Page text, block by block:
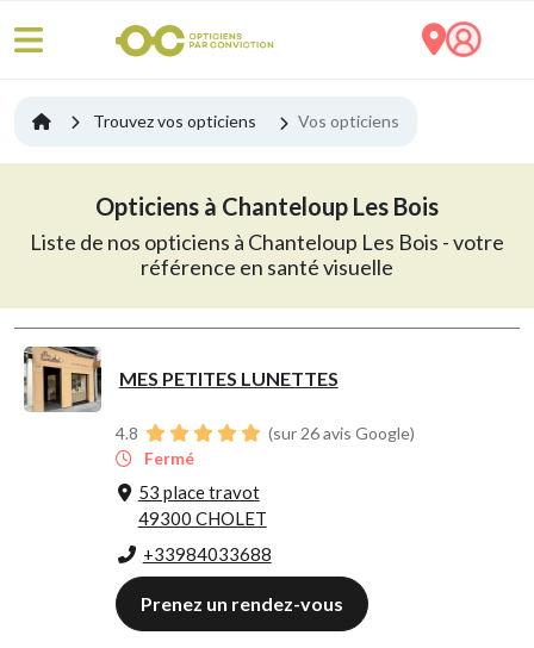
Trouvez vos opticiens Vos opticiens
Opticiens à Chanteloup Les Bois
Liste de nos opticiens à Chanteloup Les Bois - votre
référence en santé visuelle
MES PETITES LUNETTES
4.8
(sur 26 avis Google)
Fermé
53 place travot
49300 CHOLET
+33984033688
Prenez un rendez-vous